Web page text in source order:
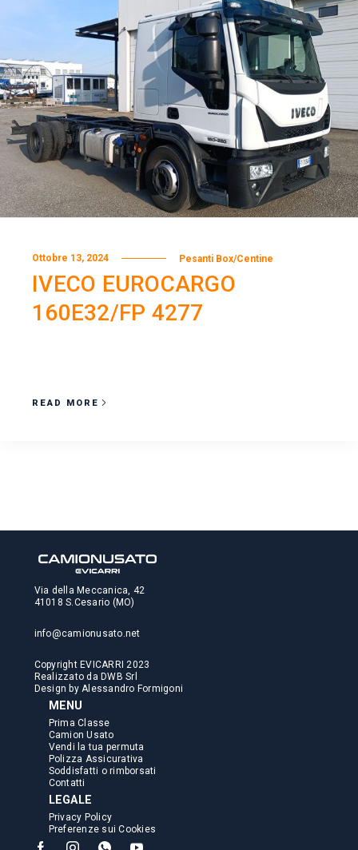
Ottobre 13, 2024 Pesanti Box/Centine
IVECO EUROCARGO
160E32/FP 4277
READ MORE
Via della Meccanica, 42
41018 S.Cesario (MO)
info@camionusato.net
Copyright EVICARRI 2023
Realizzato daDWB Srl
Design byAlessandro Formigoni
MENU
Prima Classe
Camion Usato
Vendi la tua permuta
Polizza Assicurativa
Soddisfatti o rimborsati
Contatti
LEGALE
Privacy Policy
Preferenze sui Cookies